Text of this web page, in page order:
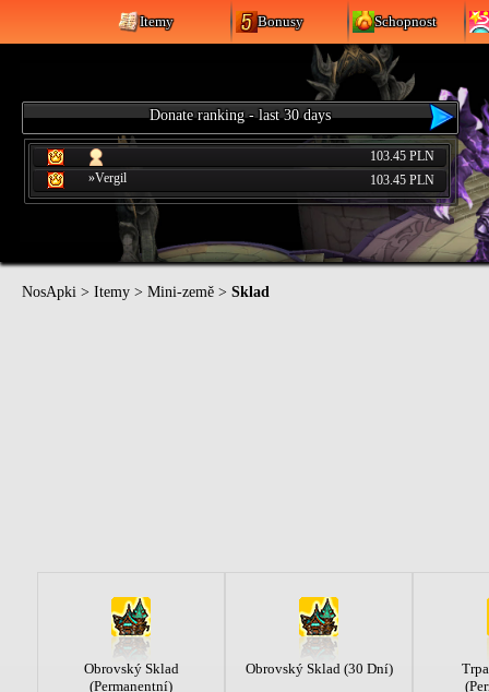
Itemy Bonusy Schopnost
Donate ranking - last 30 days
103.45 PLN
»Vergil
103.45 PLN
NosApki > Itemy > Mini-země > Sklad
Obrovský Sklad
(Permanentní)
Obrovský Sklad (30 Dní)